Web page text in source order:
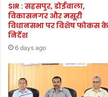
SIR : सहसपुर, डोईवाला,
विकासनगर और मसूरी
विधानसभा पर विशेष फोकस के
निर्देश
6 days ago